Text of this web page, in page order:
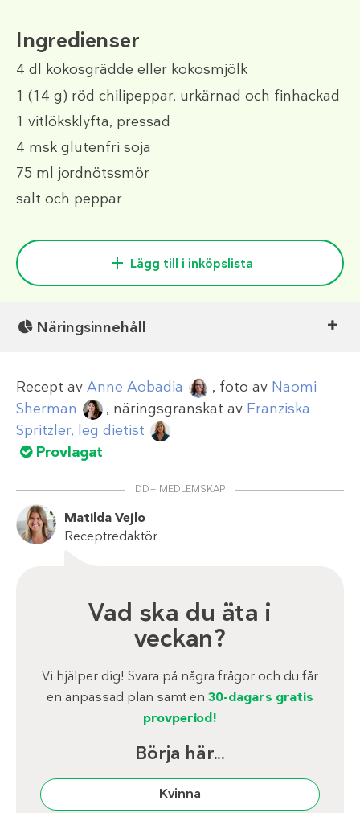
Ingredienser
4 dl kokosgrädde eller kokosmjölk
1 (14 g) röd chilipeppar, urkärnad och finhackad
1 vitlöksklyfta, pressad
4 msk glutenfri soja
75 ml jordnötssmör
salt och peppar
Lägg till i inköpslista
Näringsinnehåll
Recept av Anne Aobadia , foto av Naomi
Sherman
, näringsgranskat av Franziska
Spritzler, leg dietist
Provlagat
DD+ MEDLEMSKAP
Matilda Vejlo
Receptredaktör
Vad ska du äta i
veckan?
Vi hjälper dig! Svara på några frågor och du får
en anpassad plan samt en 30-dagars gratis
provperiod!
Börja här...
Kvinna